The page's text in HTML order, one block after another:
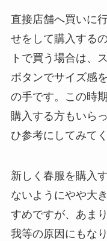
直接店舗へ買いに
せをして購入する
トで買う場合は、
ボタンでサイズ感
の手です。この時
購入する方もいら
ひ参考にしてみて
新しく春服を購入
ないようにやや大
すめですが、あま
我等の原因にもな